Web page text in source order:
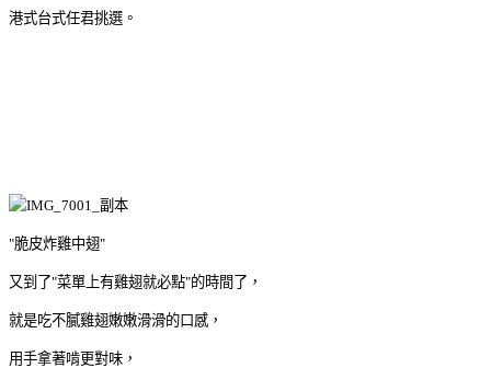
港式台式任君挑選。
"脆皮炸雞中翅"
又到了"菜單上有雞翅就必點"的時間了，
就是吃不膩雞翅嫩嫩滑滑的口感，
用手拿著啃更對味，